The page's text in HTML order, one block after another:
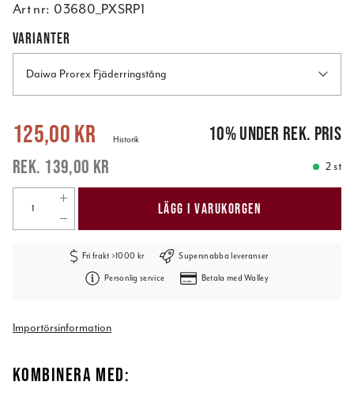
Art nr: 03680_PXSRP1
VARIANTER
Daiwa Prorex Fjäderringstång
Nuvarande pris:125,00 kr 139,00 kr
125,00 kr
139,00 kr
Historik 10%under rek. pris
2 st
LÄGG I VARUKORGEN
Fri frakt >1000 kr Supersnabba leveranser
Personlig service Betala med Walley
Importörsinformation
KOMBINERA MED: